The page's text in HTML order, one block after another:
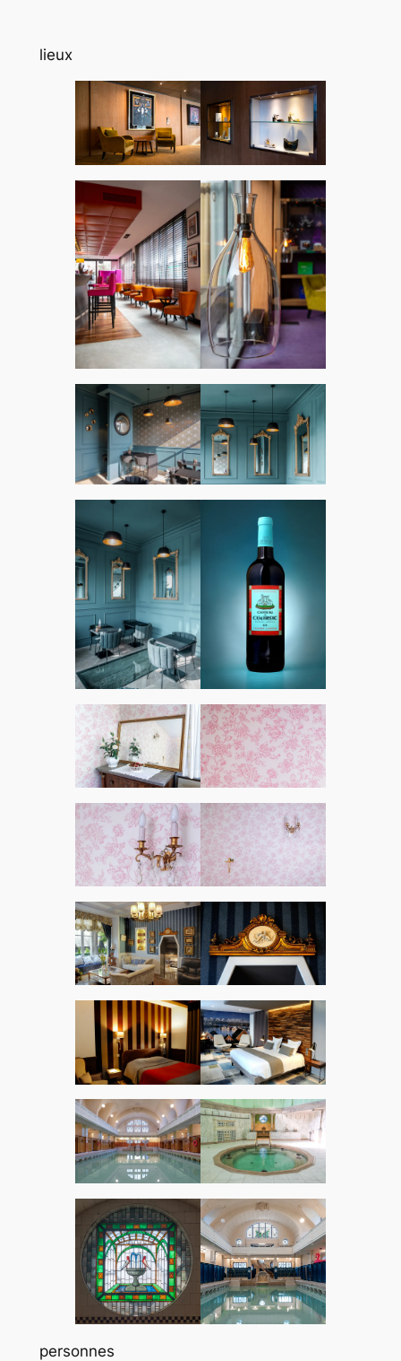
lieux
personnes